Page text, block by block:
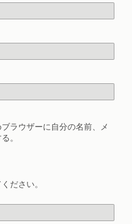
ラウザーに自分の名前、メ
。
ださい。